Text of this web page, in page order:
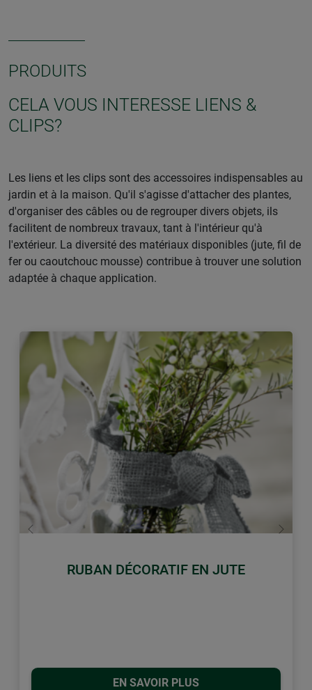
PRODUITS
CELA VOUS INTERESSE LIENS &
CLIPS?
Les liens et les clips sont des accessoires indispensables au
jardin et à la maison. Qu'il s'agisse d'attacher des plantes,
d'organiser des câbles ou de regrouper divers objets, ils
facilitent de nombreux travaux, tant à l'intérieur qu'à
l'extérieur. La diversité des matériaux disponibles (jute, fil de
fer ou caoutchouc mousse) contribue à trouver une solution
adaptée à chaque application.
RUBAN DÉCORATIF EN JUTE
EN SAVOIR PLUS
retour